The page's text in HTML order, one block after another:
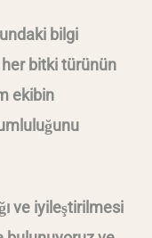
bilgi
bitki türünün
ekibin
ve iyileştirilmesi